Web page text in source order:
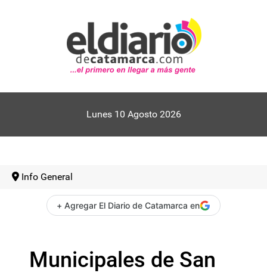
Lunes 10 Agosto 2026
Info General
+ Agregar El Diario de Catamarca en
Municipales de San